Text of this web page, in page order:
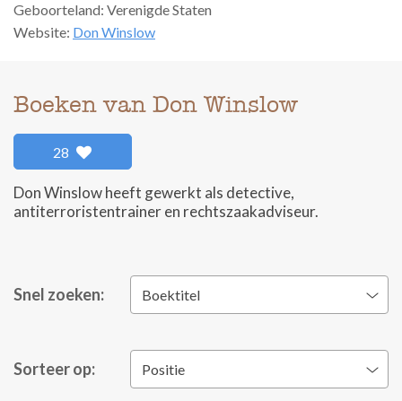
Geboorteland: Verenigde Staten
Website: Don Winslow
Boeken van Don Winslow
28
Don Winslow heeft gewerkt als detective,
antiterroristentrainer en rechtszaakadviseur.
Snel zoeken: Boektitel
Sorteer op: Positie